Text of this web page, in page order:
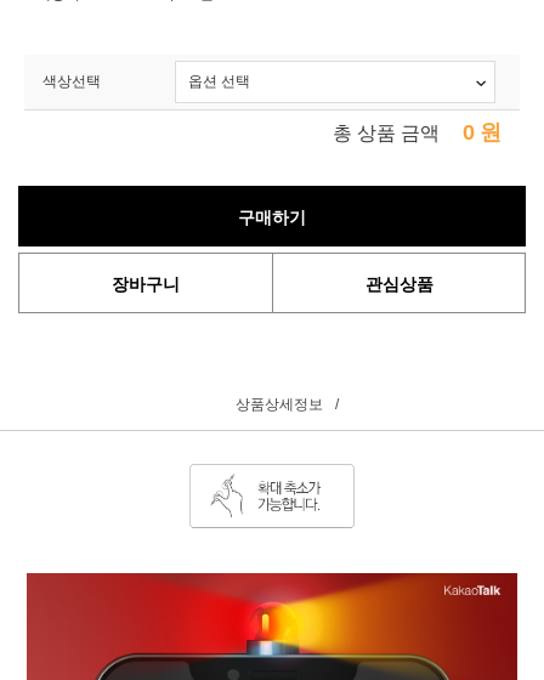
색상선택
총 상품 금액 0 원
구매하기
장바구니 관심상품
상품상세정보